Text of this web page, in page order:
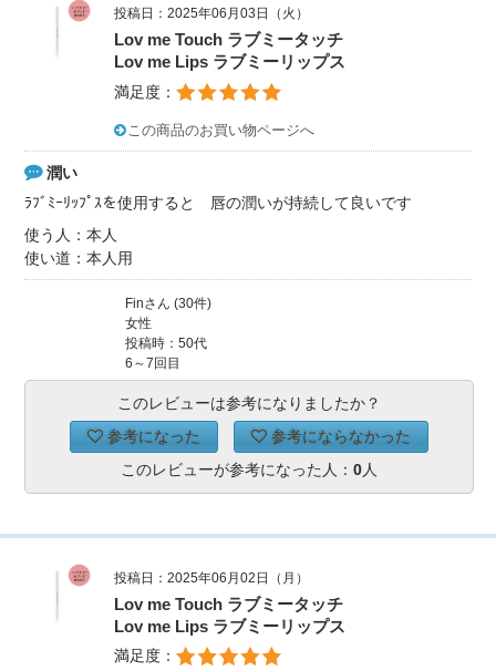
投稿日：2025年06月03日（火）
Lov me Touch ラブミータッチ
Lov me Lips ラブミーリップス
満足度：
この商品のお買い物ページへ
潤い
ﾗﾌﾞﾐｰﾘｯﾌﾟｽを使用すると 唇の潤いが持続して良いです
使う人：本人
使い道：本人用
Finさん (30件)
女性
投稿時：50代
6～7回目
このレビューは参考になりましたか？
参考になった
参考にならなかった
このレビューが参考になった人： 0人
投稿日：2025年06月02日（月）
Lov me Touch ラブミータッチ
Lov me Lips ラブミーリップス
満足度：